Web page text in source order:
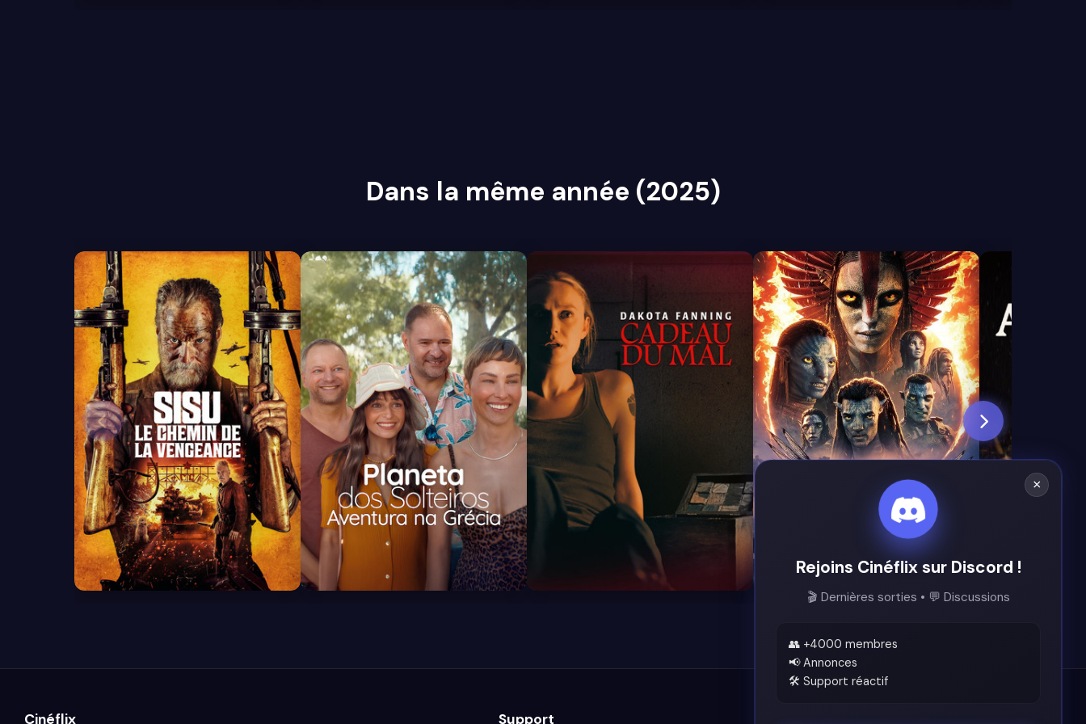
Dans la même année (2025)
7.3 4.8 6.0
Cinéflix Support
×
Rejoins Cinéflix sur Discord !
🎬 Dernières sorties • 💬 Discussions
👥 +4000 membres
📢 Annonces
🛠️ Support réactif